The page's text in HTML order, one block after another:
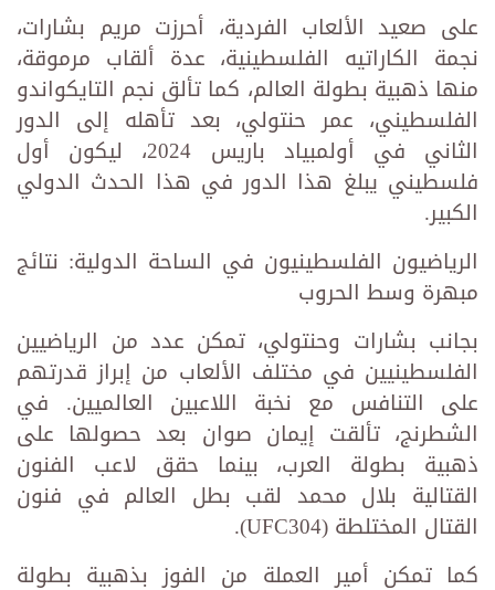
على صعيد الألعاب الفردية، أحرزت مريم بشارات،
نجمة الكاراتيه الفلسطينية، عدة ألقاب مرموقة،
منها ذهبية بطولة العالم، كما تألق نجم التايكواندو
الفلسطيني، عمر حنتولي، بعد تأهله إلى الدور
الثاني في أولمبياد باريس 2024، ليكون أول
فلسطيني يبلغ هذا الدور في هذا الحدث الدولي
الكبير.
الرياضيون الفلسطينيون في الساحة الدولية: نتائج
مبهرة وسط الحروب
بجانب بشارات وحنتولي، تمكن عدد من الرياضيين
الفلسطينيين في مختلف الألعاب من إبراز قدرتهم
على التنافس مع نخبة اللاعبين العالميين. في
الشطرنج، تألقت إيمان صوان بعد حصولها على
ذهبية بطولة العرب، بينما حقق لاعب الفنون
القتالية بلال محمد لقب بطل العالم في فنون
القتال المختلطة (UFC304).
كما تمكن أمير العملة من الفوز بذهبية بطولة